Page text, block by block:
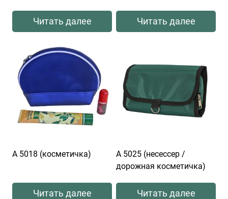
Читать далее Читать далее
А 5018 (косметичка)
Читать далее
А 5025 (несессер /
дорожная косметичка)
Читать далее